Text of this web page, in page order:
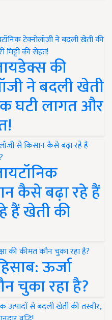
की
ने बदली खेती
घटी लागत और
कैसे बढ़ा रहे हैं
हैं खेती की
ऊर्जा
चुका रहा है?